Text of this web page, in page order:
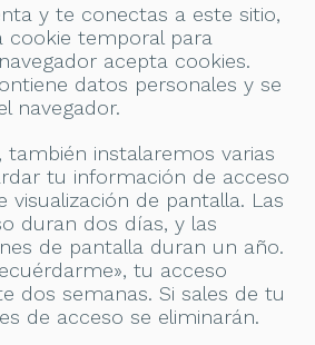
y te conectas a este sitio,
cookie temporal para
acepta cookies.
datos personales y se
navegador.
también instalaremos varias
tu información de acceso
visualización de pantalla. Las
duran dos días, y las
de pantalla duran un año.
tu acceso
dos semanas. Si sales de tu
de acceso se eliminarán.